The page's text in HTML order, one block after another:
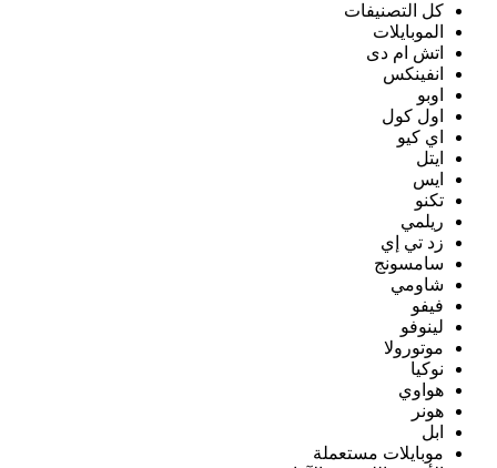
كل التصنيفات
الموبايلات
اتش ام دى
انفينكس
اوبو
اول كول
اي كيو
ايتل
ايس
تكنو
ريلمي
زد تي إي
سامسونج
شاومي
فيفو
لينوفو
موتورولا
نوكيا
هواوي
هونر
ابل
موبايلات مستعملة